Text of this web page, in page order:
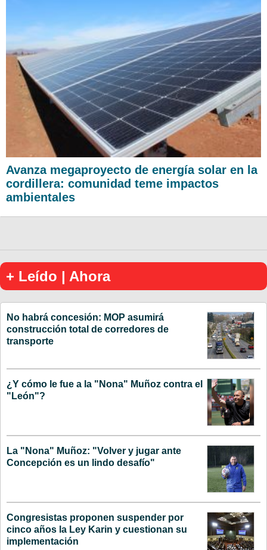
Avanza megaproyecto de energía solar en la
cordillera: comunidad teme impactos
ambientales
+ Leído | Ahora
No habrá concesión: MOP asumirá
construcción total de corredores de
transporte
¿Y cómo le fue a la "Nona" Muñoz contra el
"León"?
La "Nona" Muñoz: "Volver y jugar ante
Concepción es un lindo desafío"
Congresistas proponen suspender por
cinco años la Ley Karin y cuestionan su
implementación